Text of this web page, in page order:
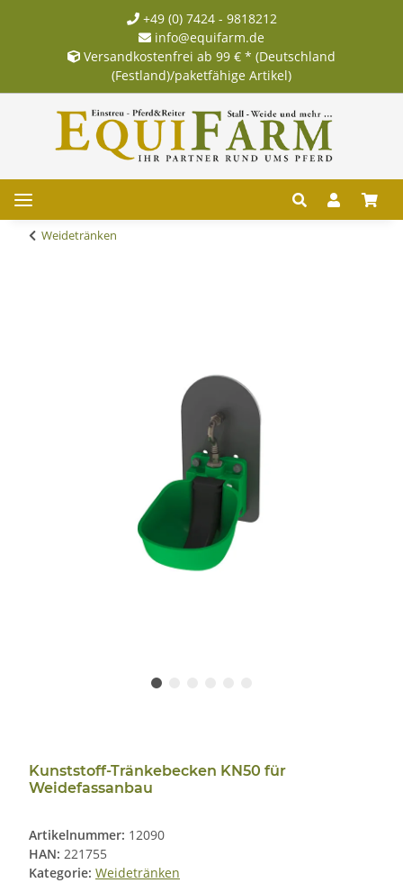
+49 (0) 7424 - 9818212
info@equifarm.de
Versandkostenfrei ab 99 € * (Deutschland
(Festland)/paketfähige Artikel)
Weidetränken
Kunststoff-Tränkebecken KN50 für
Weidefassanbau
Artikelnummer: 12090
HAN: 221755
Kategorie: Weidetränken